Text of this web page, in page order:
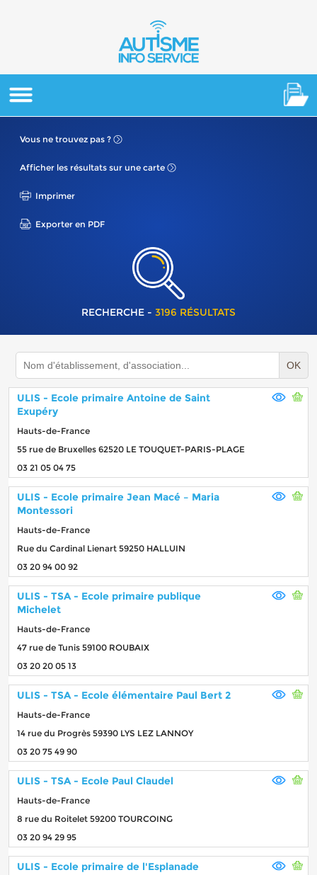
Vous ne trouvez pas ?
Afficher les résultats sur une carte
Imprimer
Exporter en PDF
RECHERCHE - 3196 RÉSULTATS
OK
ULIS - Ecole primaire Antoine de Saint
Exupéry
Hauts-de-France
55 rue de Bruxelles 62520 LE TOUQUET-PARIS-PLAGE
03 21 05 04 75
ULIS - Ecole primaire Jean Macé – Maria
Montessori
Hauts-de-France
Rue du Cardinal Lienart 59250 HALLUIN
03 20 94 00 92
ULIS - TSA - Ecole primaire publique
Michelet
Hauts-de-France
47 rue de Tunis 59100 ROUBAIX
03 20 20 05 13
ULIS - TSA - Ecole élémentaire Paul Bert 2
Hauts-de-France
14 rue du Progrès 59390 LYS LEZ LANNOY
03 20 75 49 90
ULIS - TSA - Ecole Paul Claudel
Hauts-de-France
8 rue du Roitelet 59200 TOURCOING
03 20 94 29 95
ULIS - Ecole primaire de l'Esplanade